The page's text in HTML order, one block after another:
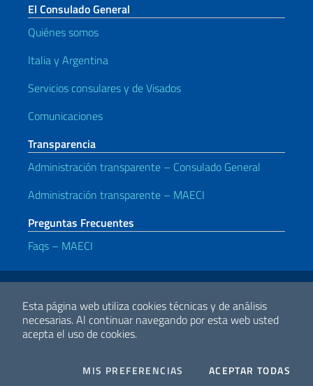
Esta página web utiliza cookies técnicas y de análisis
necesarias.Al continuar navegando por esta web usted
acepta el uso de cookies.
MIS PREFERENCIAS COOKIESACEPTAR TODAS
El Consulado General
Quiénes somos
Italia y Argentina
Servicios consulares y de Visados
Comunicaciones
Transparencia
Administración transparente – Consulado General
Administración transparente – MAECI
Preguntas Frecuentes
Faqs – MAECI
Enlaces útiles
Cooperación Internacional